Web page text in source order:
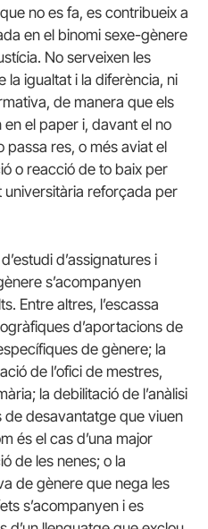
no es fa, es contribueix a
en el binomi sexe-gènere
No serveixen les
la igualtat i la diferència, ni
de manera que els
el paper i, davant el no
passa res, o més aviat el
o reacció de to baix per
reforçada per
d’assignatures i
s’acompanyen
Entre altres, l’escassa
d’aportacions de
de gènere; la
de l’ofici de mestres,
la debilitació de l’anàlisi
de desavantatge que viuen
és el cas d’una major
de les nenes; o la
de gènere que nega les
s’acompanyen i es